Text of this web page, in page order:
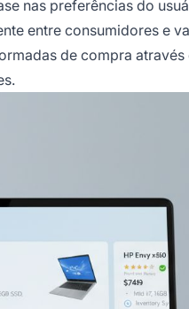
nas preferências do
entre consumidores e
de compra através